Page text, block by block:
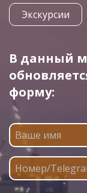
Экскурсии
В данный
форму: